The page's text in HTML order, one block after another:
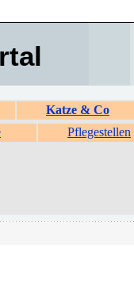
Katze & Co
Pflegestellen